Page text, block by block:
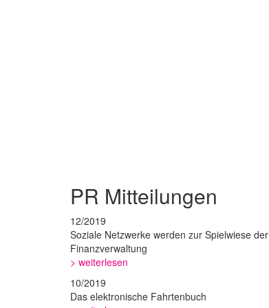
PR Mitteilungen
12/2019
Soziale Netzwerke werden zur Spielwiese der
Finanzverwaltung
> weiterlesen
10/2019
Das elektronische Fahrtenbuch